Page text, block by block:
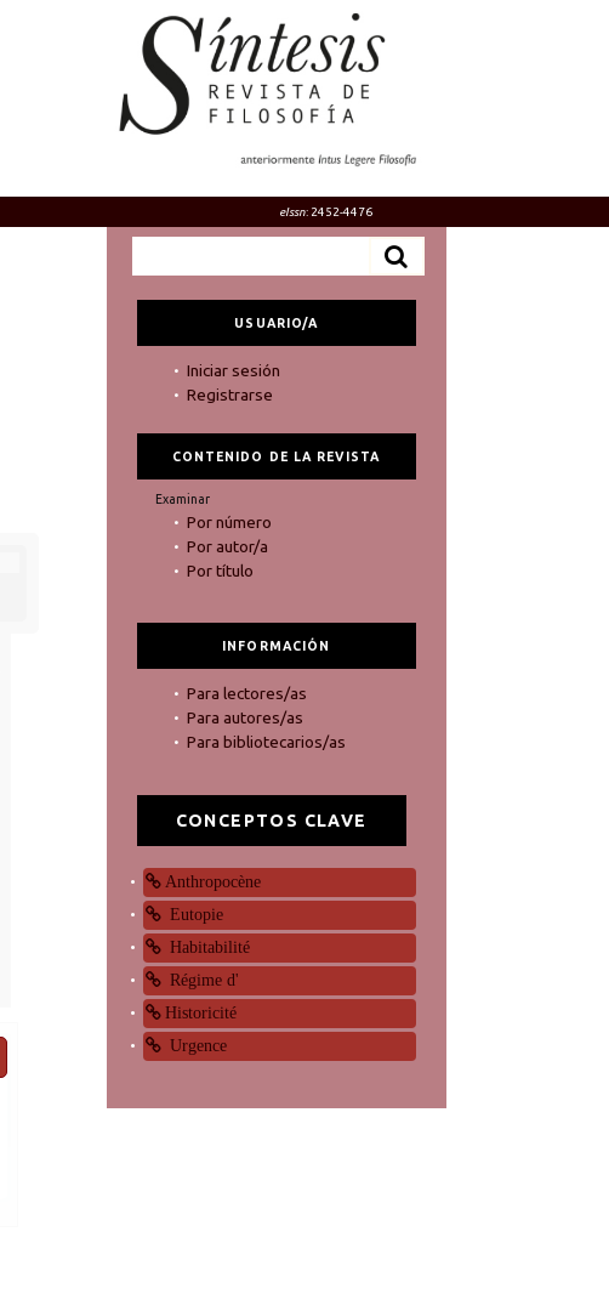
eIssn: 2452-4476
USUARIO/A
Iniciar sesión
Registrarse
CONTENIDO DE LA REVISTA
Examinar
Por número
Por autor/a
Por título
INFORMACIÓN
Para lectores/as
Para autores/as
Para bibliotecarios/as
CONCEPTOS CLAVE
Anthropocène
Eutopie
Habitabilité
Régime d'
Historicité
Urgence